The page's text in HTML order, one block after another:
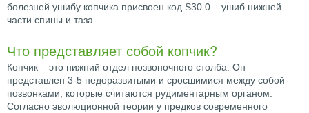
болезней ушибу копчика присвоен код S30.0 – ушиб нижней
части спины и таза.
Что представляет собой копчик?
Копчик – это нижний отдел позвоночного столба. Он
представлен 3-5 недоразвитыми и сросшимися между собой
позвонками, которые считаются рудиментарным органом.
Согласно эволюционной теории у предков современного